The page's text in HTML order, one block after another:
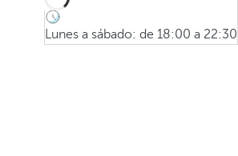
Lunes a sábado: de 18:00 a 22:30